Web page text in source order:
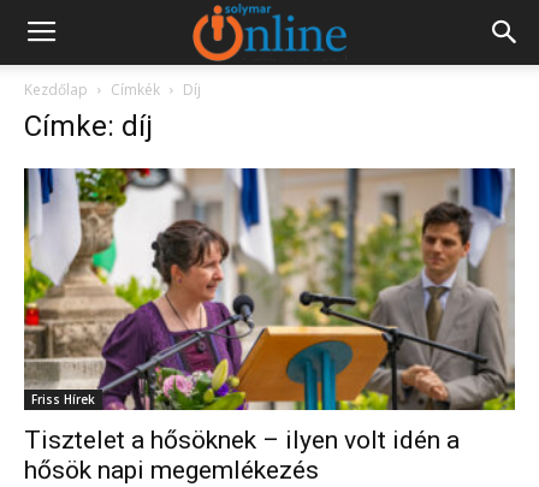
Kezdőlap Címkék Díj
Címke: díj
Friss Hírek
Tisztelet a hősöknek – ilyen volt idén a
hősök napi megemlékezés